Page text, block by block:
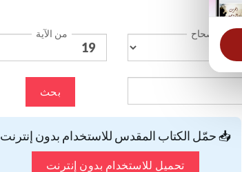
الإصحاح من الآية
بحث
📥 حمّل الكتاب المقدس للاستخدام بدون إنترنت
تحميل للاستخدام بدون إنترنت